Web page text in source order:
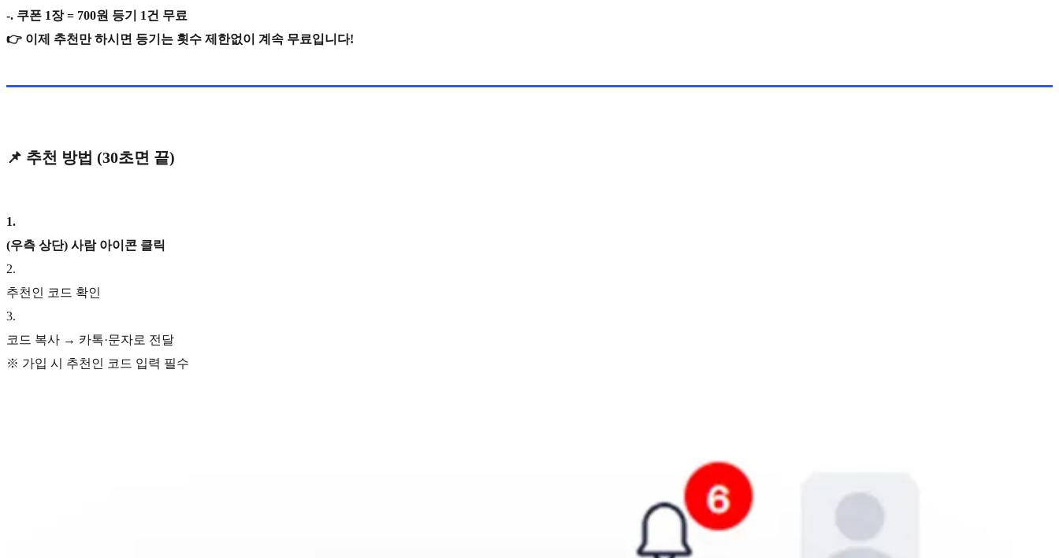
-. 쿠폰 1장 = 700원 등기 1건 무료
👉 이제 추천만 하시면 등기는 횟수 제한없이 계속 무료입니다!
📌 추천 방법 (30초면 끝)
1.
(우측 상단) 사람 아이콘 클릭
2.
추천인 코드 확인
3.
코드 복사 → 카톡·문자로 전달
※ 가입 시 추천인 코드 입력 필수